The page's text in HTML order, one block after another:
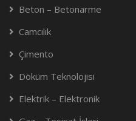
Beton – Betonarme
Camcılık
Çimento
Döküm Teknolojisi
Elektrik – Elektronik